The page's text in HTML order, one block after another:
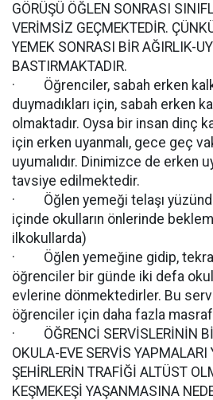
GÖRÜŞÜ ÖĞLEN SONRASI
VERİMSİZ GEÇMEKTEDİR.
YEMEK SONRASI BİR AĞIRLIK-
BASTIRMAKTADIR.
· Öğrenciler, sabah erken
duymadıkları için, sabah erken
olmaktadır. Oysa bir insan dinç
için erken uyanmalı, gece geç
uyumalıdır. Dinimizce de erken
tavsiye edilmektedir.
· Öğlen yemeği telaşı
içinde okulların önlerinde
ilkokullarda)
· Öğlen yemeğine gidip,
öğrenciler bir günde iki defa
evlerine dönmektedirler. Bu
öğrenciler için daha fazla
· ÖĞRENCİ SERVİSLERİNİN
OKULA-EVE SERVİS YAPMALARI
ŞEHİRLERİN TRAFİĞİ ALTÜST
KEŞMEKEŞİ YAŞANMASINA